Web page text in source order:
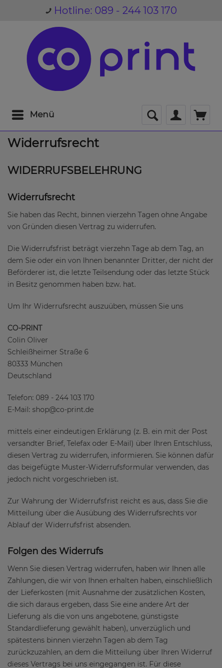
Hotline: 089 - 244 103 170
Menü
Widerrufsrecht
WIDERRUFSBELEHRUNG
Widerrufsrecht
Sie haben das Recht, binnen vierzehn Tagen ohne Angabe
von Gründen diesen Vertrag zu widerrufen.
Die Widerrufsfrist beträgt vierzehn Tage ab dem Tag, an
dem Sie oder ein von Ihnen benannter Dritter, der nicht der
Beförderer ist, die letzte Teilsendung oder das letzte Stück
in Besitz genommen haben bzw. hat.
Um Ihr Widerrufsrecht auszuüben, müssen Sie uns
CO-PRINT
Colin Oliver
Schleißheimer Straße 6
80333 München
Deutschland
Telefon: 089 - 244 103 170
E-Mail: shop@co-print.de
mittels einer eindeutigen Erklärung (z. B. ein mit der Post
versandter Brief, Telefax oder E-Mail) über Ihren Entschluss,
diesen Vertrag zu widerrufen, informieren. Sie können dafür
das beigefügte Muster-Widerrufsformular verwenden, das
jedoch nicht vorgeschrieben ist.
Zur Wahrung der Widerrufsfrist reicht es aus, dass Sie die
Mitteilung über die Ausübung des Widerrufsrechts vor
Ablauf der Widerrufsfrist absenden.
Folgen des Widerrufs
Wenn Sie diesen Vertrag widerrufen, haben wir Ihnen alle
Zahlungen, die wir von Ihnen erhalten haben, einschließlich
der Lieferkosten (mit Ausnahme der zusätzlichen Kosten,
die sich daraus ergeben, dass Sie eine andere Art der
Lieferung als die von uns angebotene, günstigste
Standardlieferung gewählt haben), unverzüglich und
spätestens binnen vierzehn Tagen ab dem Tag
zurückzuzahlen, an dem die Mitteilung über Ihren Widerruf
dieses Vertrags bei uns eingegangen ist. Für diese